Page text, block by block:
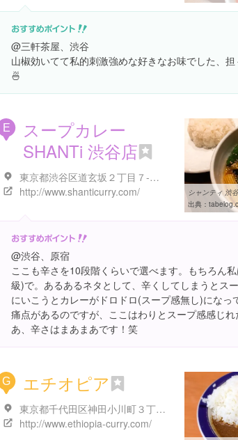
@三軒茶屋、渋谷
山椒効いてて私的刺激強めな好きなお味でした、
🍜
E
スープカレー
SHANTi 渋谷店
東京都渋谷区道玄坂２丁目７-４ ハクホウ渋谷第１ビル 地下１階
http://www.shanticurry.com/
出典：
@渋谷、原宿
ここも辛さを10段階くらいで選べます。もちろん
級)で。あるあるネタとして、辛くしてしまうとス
にいこうとカレーがドロドロ(スープ感無し)になっ
痛点があるのですが、ここはわりとスープ感感じれ
あ、辛さはまあまあです！笑
G エチオピア
東京都千代田区神田小川町３丁目１０-６
http://www.ethiopia-curry.com/